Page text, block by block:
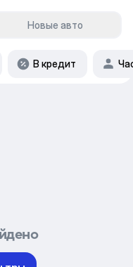
Новые авто
В кредит